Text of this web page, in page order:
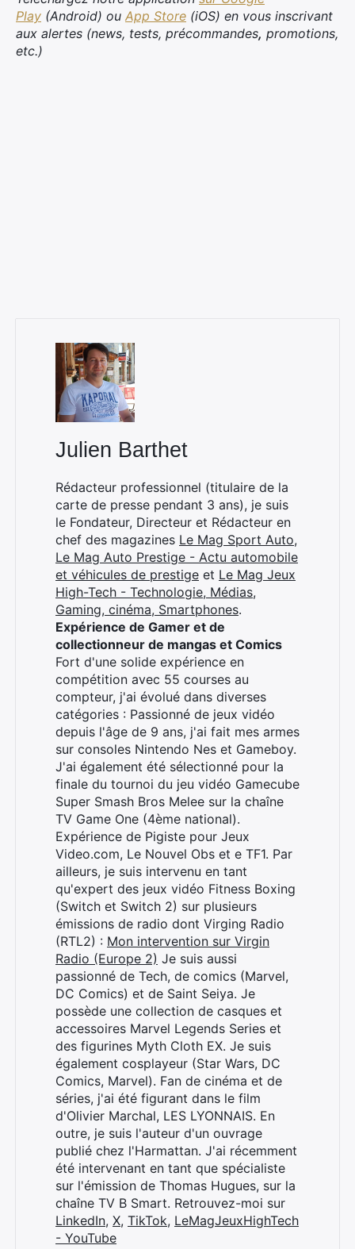
Play (Android) ou App Store (iOS) en vous inscrivant
aux alertes (news, tests, précommandes, promotions,
etc.)
Julien Barthet
Rédacteur professionnel (titulaire de la
carte de presse pendant 3 ans), je suis
le Fondateur, Directeur et Rédacteur en
chef des magazines Le Mag Sport Auto,
Le Mag Auto Prestige - Actu automobile
et véhicules de prestige et Le Mag Jeux
High-Tech - Technologie, Médias,
Gaming, cinéma, Smartphones.
Expérience de Gamer et de
collectionneur de mangas et Comics
Fort d'une solide expérience en
compétition avec 55 courses au
compteur, j'ai évolué dans diverses
catégories : Passionné de jeux vidéo
depuis l'âge de 9 ans, j'ai fait mes armes
sur consoles Nintendo Nes et Gameboy.
J'ai également été sélectionné pour la
finale du tournoi du jeu vidéo Gamecube
Super Smash Bros Melee sur la chaîne
TV Game One (4ème national).
Expérience de Pigiste pour Jeux
Video.com, Le Nouvel Obs et e TF1. Par
ailleurs, je suis intervenu en tant
qu'expert des jeux vidéo Fitness Boxing
(Switch et Switch 2) sur plusieurs
émissions de radio dont Virging Radio
(RTL2) : Mon intervention sur Virgin
Radio (Europe 2) Je suis aussi
passionné de Tech, de comics (Marvel,
DC Comics) et de Saint Seiya. Je
possède une collection de casques et
accessoires Marvel Legends Series et
des figurines Myth Cloth EX. Je suis
également cosplayeur (Star Wars, DC
Comics, Marvel). Fan de cinéma et de
séries, j'ai été figurant dans le film
d'Olivier Marchal, LES LYONNAIS. En
outre, je suis l'auteur d'un ouvrage
publié chez l'Harmattan. J'ai récemment
été intervenant en tant que spécialiste
sur l'émission de Thomas Hugues, sur la
chaîne TV B Smart. Retrouvez-moi sur
LinkedIn, X, TikTok, LeMagJeuxHighTech
- YouTube
Rechercher